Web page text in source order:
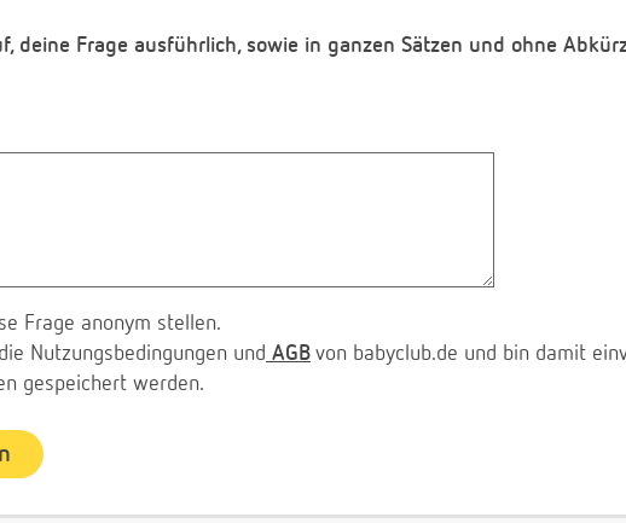
deine Frage ausführlich, sowie in ganzen Sätzen und ohne
Frage anonym stellen.
Nutzungsbedingungen und AGB von babyclub.de und bin damit
gespeichert werden.